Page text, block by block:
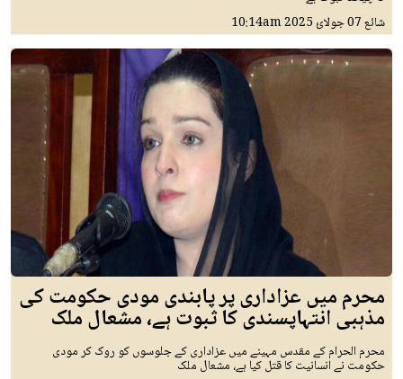
شائع07 جولائ 2025 10:14am
محرم میں عزاداری پر پابندی مودی حکومت کی
مذہبی انتہاپسندی کا ثبوت ہے، مشعال ملک
محرم الحرام کے مقدس مہینے میں عزاداری کے جلوسوں کو روک کر مودی
حکومت نے انسانیت کا قتل کیا ہے، مشعال ملک